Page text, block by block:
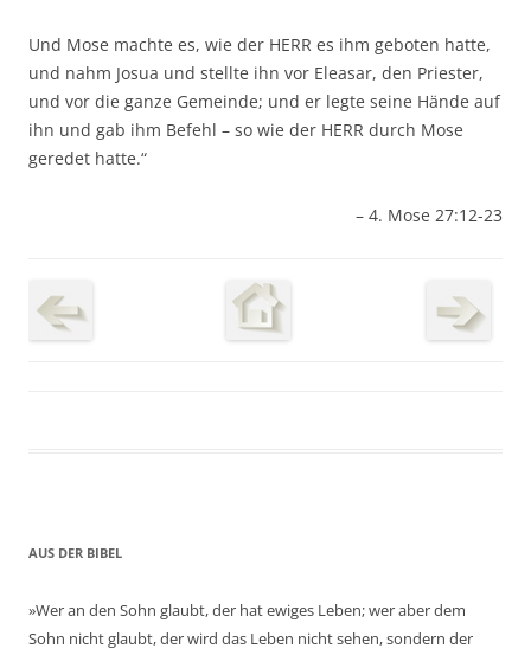
Und Mose machte es, wie der HERR es ihm geboten hatte,
und nahm Josua und stellte ihn vor Eleasar, den Priester,
und vor die ganze Gemeinde; und er legte seine Hände auf
ihn und gab ihm Befehl – so wie der HERR durch Mose
geredet hatte.“
– 4. Mose 27:12-23
AUS DER BIBEL
»Wer an den Sohn glaubt, der hat ewiges Leben; wer aber dem
Sohn nicht glaubt, der wird das Leben nicht sehen, sondern der